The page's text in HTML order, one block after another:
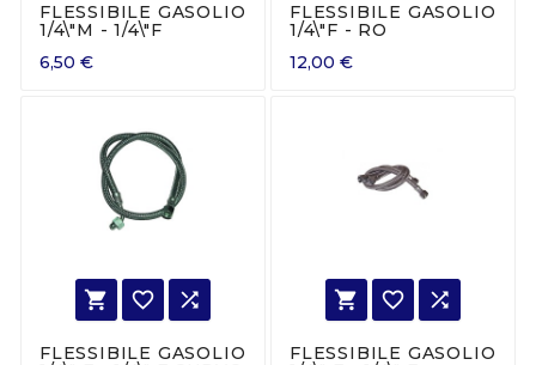
FLESSIBILE GASOLIO
1/4\"M - 1/4\"F
6,50 €
FLESSIBILE GASOLIO
1/4\"F - RO
12,00 €
  
FLESSIBILE GASOLIO
  
FLESSIBILE GASOLIO